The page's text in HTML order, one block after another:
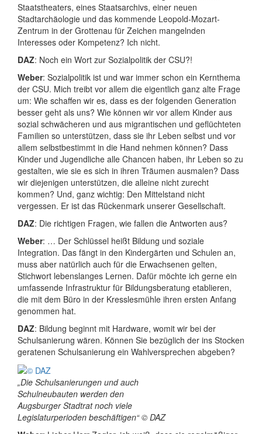
Staatstheaters, eines Staatsarchivs, einer neuen
Stadtarchäologie und das kommende Leopold-Mozart-
Zentrum in der Grottenau für Zeichen mangelnden
Interesses oder Kompetenz? Ich nicht.
DAZ: Noch ein Wort zur Sozialpolitik der CSU?!
Weber: Sozialpolitik ist und war immer schon ein Kernthema
der CSU. Mich treibt vor allem die eigentlich ganz alte Frage
um: Wie schaffen wir es, dass es der folgenden Generation
besser geht als uns? Wie können wir vor allem Kinder aus
sozial schwächeren und aus migrantischen und geflüchteten
Familien so unterstützen, dass sie ihr Leben selbst und vor
allem selbstbestimmt in die Hand nehmen können? Dass
Kinder und Jugendliche alle Chancen haben, ihr Leben so zu
gestalten, wie sie es sich in ihren Träumen ausmalen? Dass
wir diejenigen unterstützen, die alleine nicht zurecht
kommen? Und, ganz wichtig: Den Mittelstand nicht
vergessen. Er ist das Rückenmark unserer Gesellschaft.
DAZ: Die richtigen Fragen, wie fallen die Antworten aus?
Weber: … Der Schlüssel heißt Bildung und soziale
Integration. Das fängt in den Kindergärten und Schulen an,
muss aber natürlich auch für die Erwachsenen gelten,
Stichwort lebenslanges Lernen. Dafür möchte ich gerne ein
umfassende Infrastruktur für Bildungsberatung etablieren,
die mit dem Büro in der Kresslesmühle ihren ersten Anfang
genommen hat.
DAZ: Bildung beginnt mit Hardware, womit wir bei der
Schulsanierung wären. Können Sie bezüglich der ins Stocken
geratenen Schulsanierung ein Wahlversprechen abgeben?
„Die Schulsanierungen und auch
Schulneubauten werden den
Augsburger Stadtrat noch viele
Legislaturperioden beschäftigen“ © DAZ